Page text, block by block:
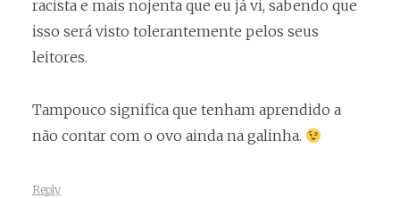
racista e mais nojenta que eu já vi, sabendo que
isso será visto tolerantemente pelos seus
leitores.
Tampouco significa que tenham aprendido a
não contar com o ovo ainda na galinha.
Reply